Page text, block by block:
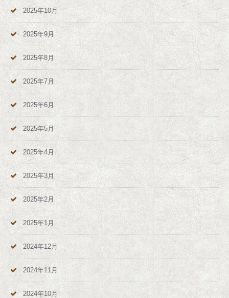
2025年10月
2025年9月
2025年8月
2025年7月
2025年6月
2025年5月
2025年4月
2025年3月
2025年2月
2025年1月
2024年12月
2024年11月
2024年10月